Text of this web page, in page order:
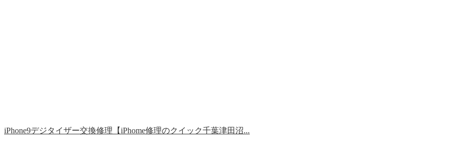
iPhone9デジタイザー交換修理【iPhome修理のクイック千葉津田沼...